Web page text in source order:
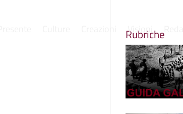
Visioni
Rubriche